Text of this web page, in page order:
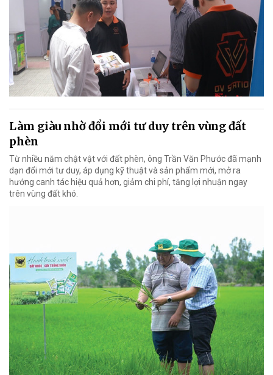
Làm giàu nhờ đổi mới tư duy trên vùng đất
phèn
Từ nhiều năm chật vật với đất phèn, ông Trần Văn Phước đã mạnh
dạn đổi mới tư duy, áp dụng kỹ thuật và sản phẩm mới, mở ra
hướng canh tác hiệu quả hơn, giảm chi phí, tăng lợi nhuận ngay
trên vùng đất khó.